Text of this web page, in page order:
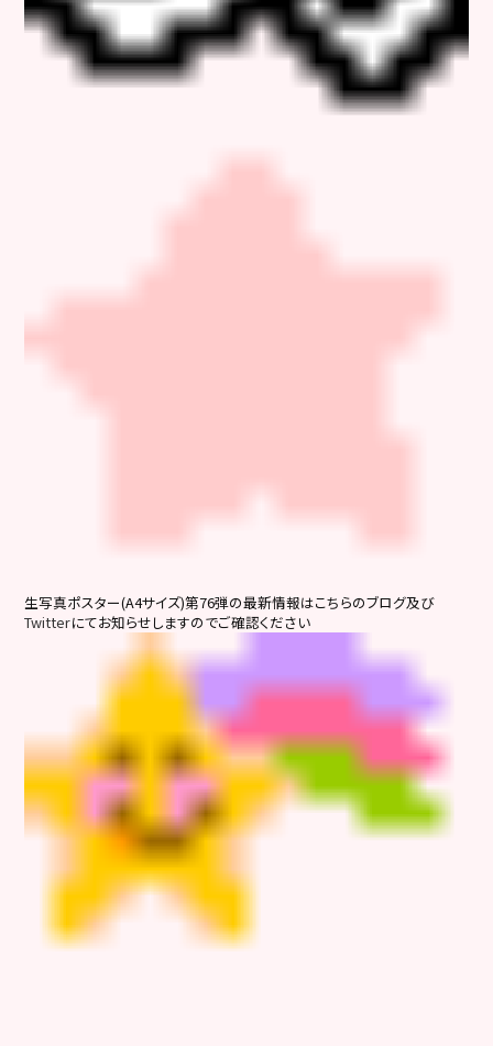
生写真ポスター(A4サイズ)第76弾の最新情報はこちらのブログ及び
Twitterにてお知らせしますのでご確認ください